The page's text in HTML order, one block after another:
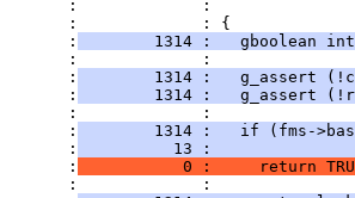
:             :
:             : {
:
1314 :   gboolean
:             :
:
1314 :   g_assert
:
1314 :   g_assert
:             :
:
1314 :   if (fms-
:
13 :
:
0 :     return
:             :